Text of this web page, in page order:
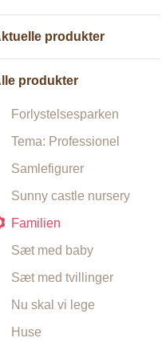
produkter
produkter
Forlystelsesparken
Tema: Professionel
Samlefigurer
Sunny castle nursery
Familien
Sæt med baby
Sæt med tvillinger
Nu skal vi lege
Huse